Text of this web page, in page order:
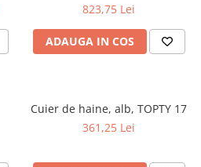
823,75 Lei
ADAUGA IN COS
Cuier de haine, alb, TOPTY 17
361,25 Lei